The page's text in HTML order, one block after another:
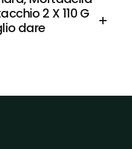
2 X 110 G
dare